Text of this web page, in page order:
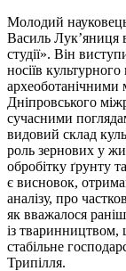
Молодий
Василь Лук’яниця
студії». Він
носіїв
археоботанічними
Дніпровського
сучасними
видовий склад
роль зернових у
обробітку ґрунту
є висновок,
аналізу, про
як вважалося
із тваринництвом,
стабільне
Трипілля.